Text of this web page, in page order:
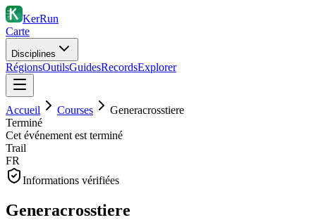
KerRun
Carte
Disciplines
RégionsOutilsGuidesRecordsExplorer
Accueil Courses
Generacrosstiere
Terminé
Cet événement est terminé
Trail
FR
Informations vérifiées
Generacrosstiere